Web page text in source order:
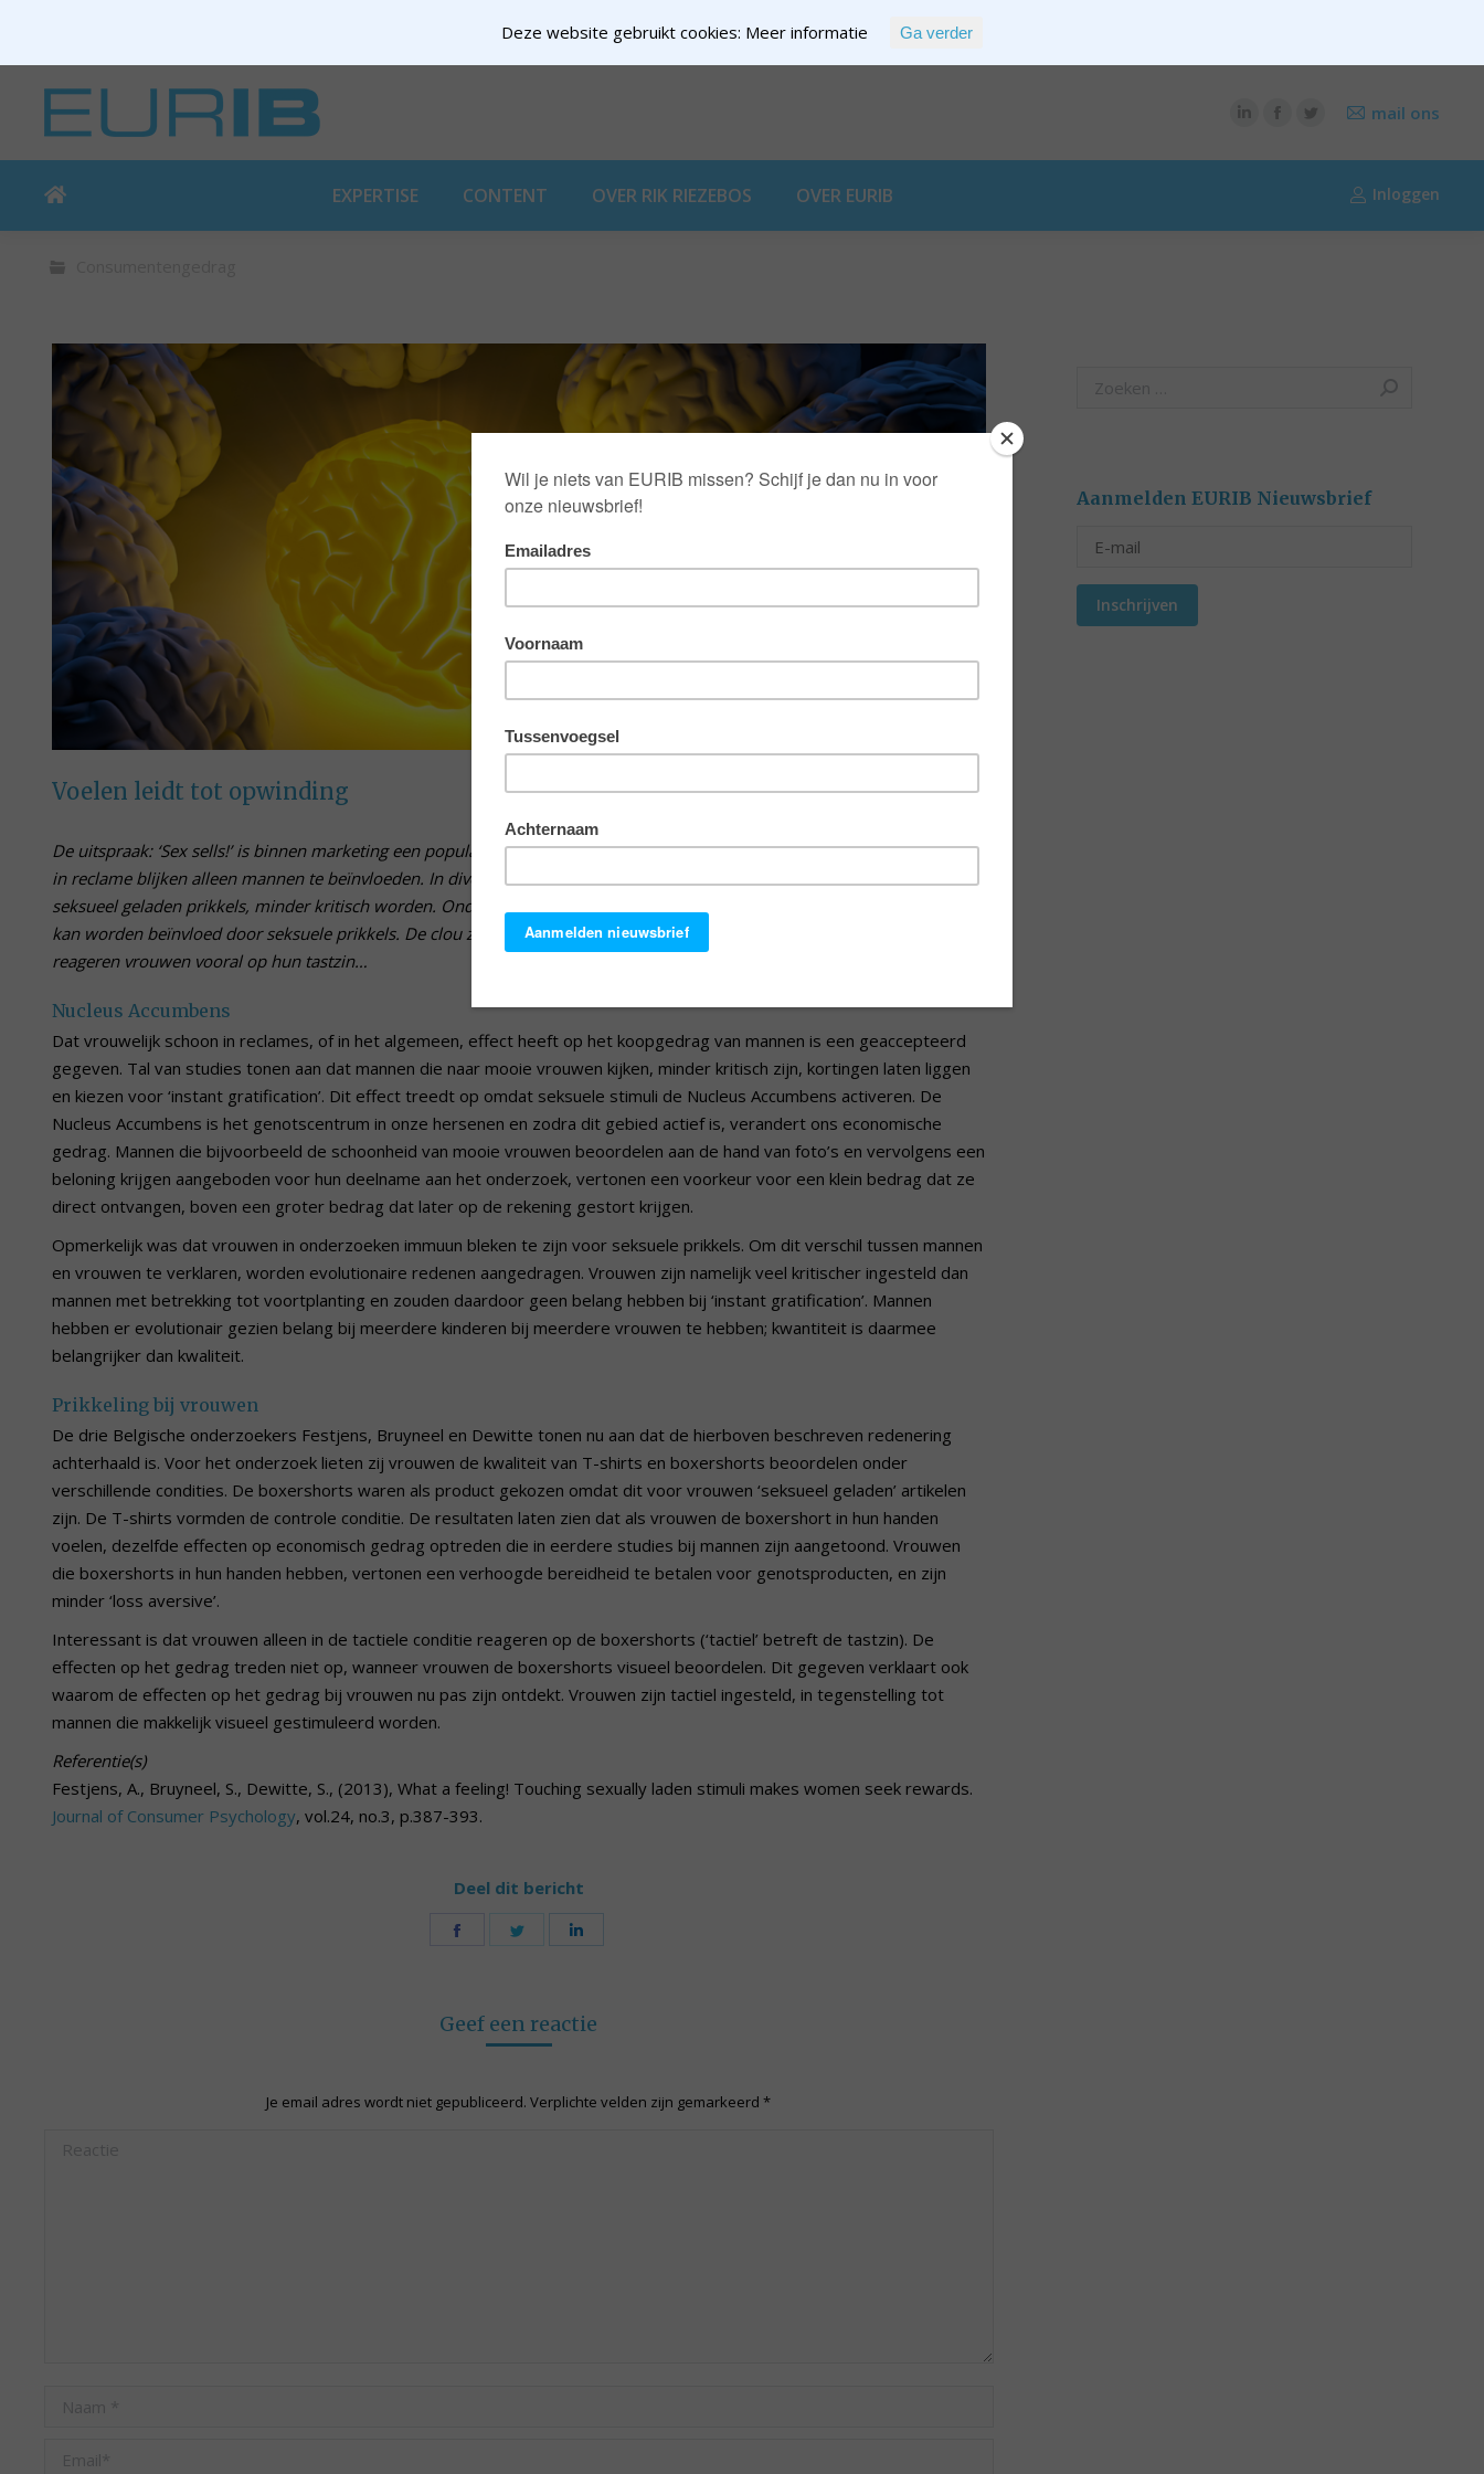
mail ons
EXPERTISE CONTENT OVER RIK RIEZEBOS OVER EURIB Inloggen
Voelen leidt tot opwinding
De uitspraak: ‘Sex sells!’ is binnen marketing een populair adagium. Toch bleek dat dit niet altijd opgaat; seksuele prikkels
in reclame blijken alleen mannen te beïnvloeden. In diverse onderzoeken is aangetoond dat mannen na het zien van
seksueel geladen prikkels, minder kritisch worden. Onderzoek toont nu echter aan dat ook het koopgedrag van vrouwen
kan worden beïnvloed door seksuele prikkels. De clou zit in de aard van de prikkel; waar mannen visueel zijn ingesteld,
reageren vrouwen vooral op hun tastzin…
Nucleus Accumbens
Dat vrouwelijk schoon in reclames, of in het algemeen, effect heeft op het koopgedrag van mannen is een geaccepteerd
gegeven. Tal van studies tonen aan dat mannen die naar mooie vrouwen kijken, minder kritisch zijn, kortingen laten liggen
en kiezen voor ‘instant gratification’. Dit effect treedt op omdat seksuele stimuli de Nucleus Accumbens activeren. De
Nucleus Accumbens is het genotscentrum in onze hersenen en zodra dit gebied actief is, verandert ons economische
gedrag. Mannen die bijvoorbeeld de schoonheid van mooie vrouwen beoordelen aan de hand van foto’s en vervolgens een
beloning krijgen aangeboden voor hun deelname aan het onderzoek, vertonen een voorkeur voor een klein bedrag dat ze
direct ontvangen, boven een groter bedrag dat later op de rekening gestort krijgen.
Opmerkelijk was dat vrouwen in onderzoeken immuun bleken te zijn voor seksuele prikkels. Om dit verschil tussen mannen
en vrouwen te verklaren, worden evolutionaire redenen aangedragen. Vrouwen zijn namelijk veel kritischer ingesteld dan
mannen met betrekking tot voortplanting en zouden daardoor geen belang hebben bij ‘instant gratification’. Mannen
hebben er evolutionair gezien belang bij meerdere kinderen bij meerdere vrouwen te hebben; kwantiteit is daarmee
belangrijker dan kwaliteit.
Prikkeling bij vrouwen
De drie Belgische onderzoekers Festjens, Bruyneel en Dewitte tonen nu aan dat de hierboven beschreven redenering
achterhaald is. Voor het onderzoek lieten zij vrouwen de kwaliteit van T-shirts en boxershorts beoordelen onder
verschillende condities. De boxershorts waren als product gekozen omdat dit voor vrouwen ‘seksueel geladen’ artikelen
zijn. De T-shirts vormden de controle conditie. De resultaten laten zien dat als vrouwen de boxershort in hun handen
voelen, dezelfde effecten op economisch gedrag optreden die in eerdere studies bij mannen zijn aangetoond. Vrouwen
die boxershorts in hun handen hebben, vertonen een verhoogde bereidheid te betalen voor genotsproducten, en zijn
minder ‘loss aversive’.
Interessant is dat vrouwen alleen in de tactiele conditie reageren op de boxershorts (‘tactiel’ betreft de tastzin). De
effecten op het gedrag treden niet op, wanneer vrouwen de boxershorts visueel beoordelen. Dit gegeven verklaart ook
waarom de effecten op het gedrag bij vrouwen nu pas zijn ontdekt. Vrouwen zijn tactiel ingesteld, in tegenstelling tot
mannen die makkelijk visueel gestimuleerd worden.
Referentie(s)
Festjens, A., Bruyneel, S., Dewitte, S., (2013), What a feeling! Touching sexually laden stimuli makes women seek rewards.
Journal of Consumer Psychology, vol.24, no.3, p.387-393.
Deel dit bericht
Share
Share
Geef een reactie
Je email adres wordt niet gepubliceerd. Verplichte velden zijn gemarkeerd*
Reactie
Naam *
Email *
Search:
Aanmelden EURIB Nieuwsbrief
Inschrijven
Deze website gebruikt cookies: Meer informatie Ga verder
EXPERTISE